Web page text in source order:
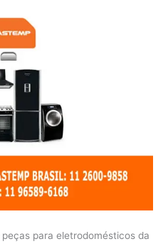
para eletrodomésticos da